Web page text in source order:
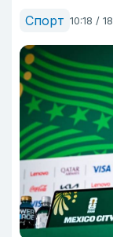
Спорт 10:18 /